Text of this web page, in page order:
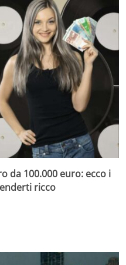
da 100.000 euro: ecco i
ricco